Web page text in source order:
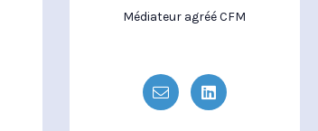
Médiateur agréé CFM